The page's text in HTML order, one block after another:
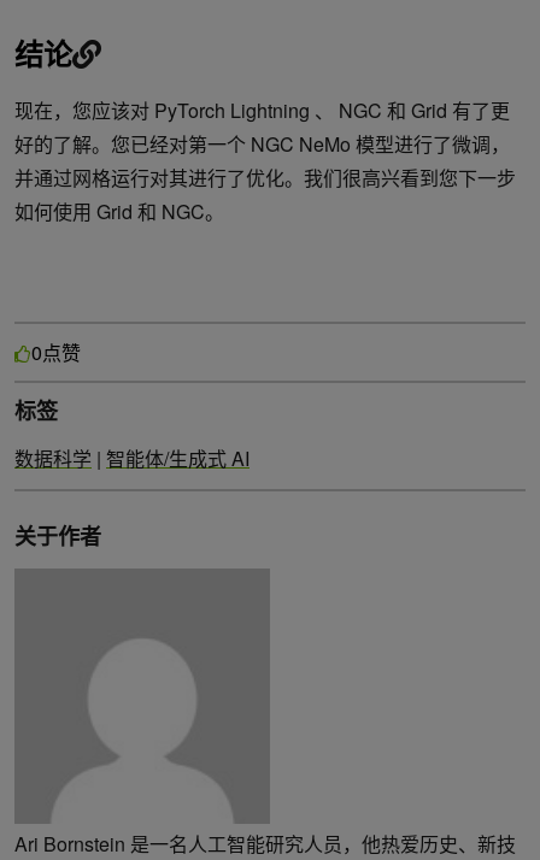
结论
现在，您应该对 PyTorch Lightning 、 NGC 和 Grid 有了更
好的了解。您已经对第一个 NGC NeMo 模型进行了微调，
并通过网格运行对其进行了优化。我们很高兴看到您下一步
如何使用 Grid 和 NGC。
0点赞
标签
数据科学 | 智能体/生成式 AI
关于作者
Ari Bornstein 是一名人工智能研究人员，他热爱历史、新技